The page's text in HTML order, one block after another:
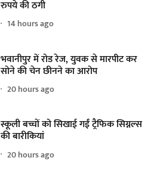
रुपये की ठगी
14 hours ago
भवानीपुर में रोड रेज, युवक से मारपीट कर
सोने की चेन छीनने का आरोप
20 hours ago
स्कूली बच्चों को सिखाई गईं ट्रैफिक सिग्नल्स
की बारीकियां
20 hours ago